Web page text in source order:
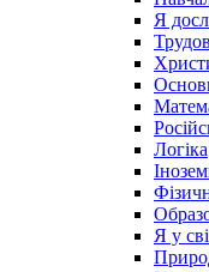
Я
Логіка
Я у